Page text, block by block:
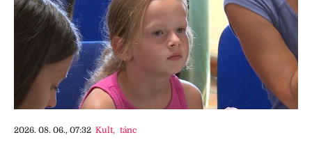
2026. 08. 06., 07:32 Kult, tánc